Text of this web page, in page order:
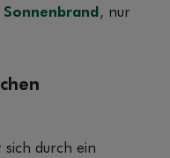
Sonnenbrand , nur
sich durch ein